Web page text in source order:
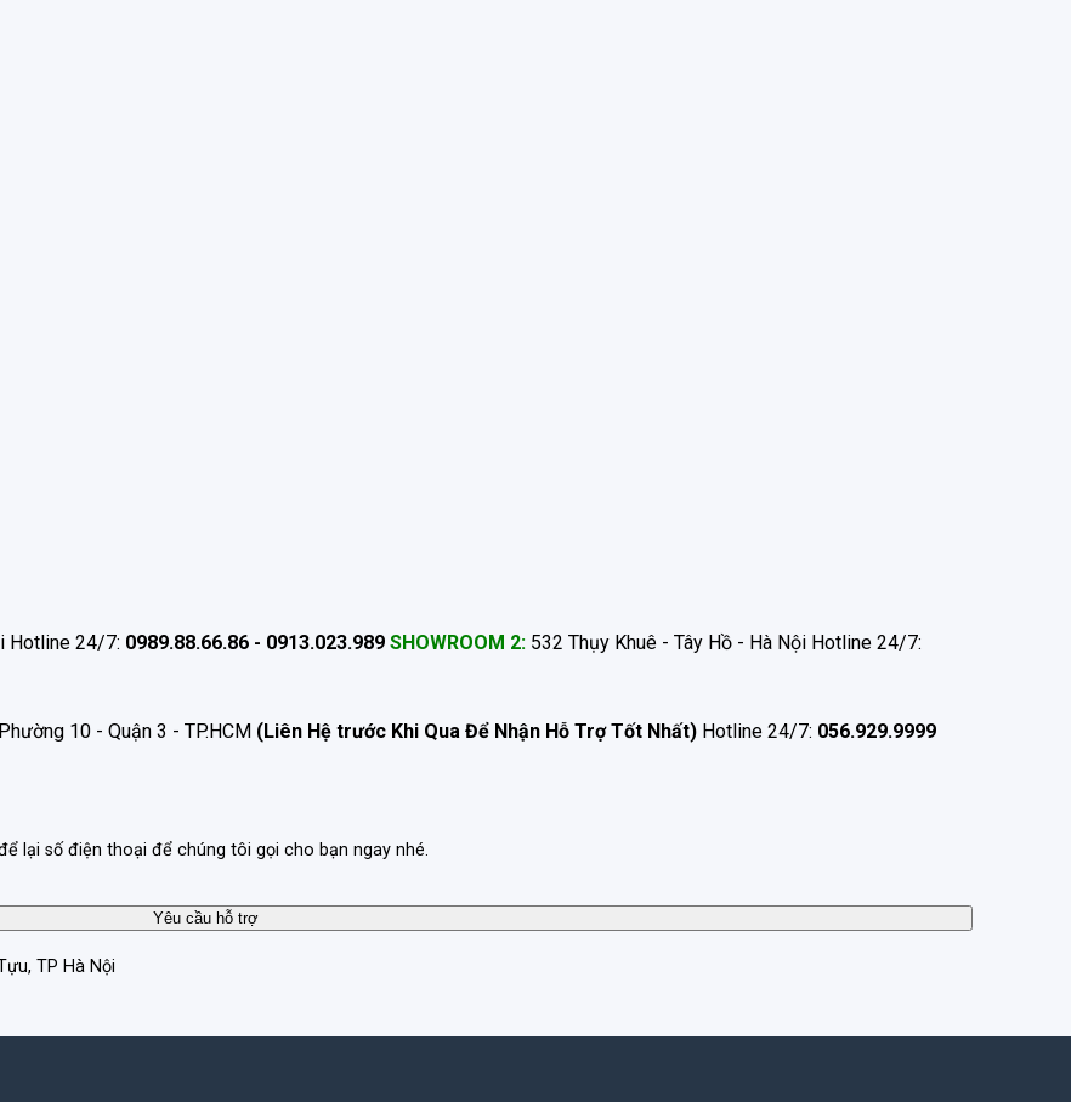
Hotline 24/7: 0989.88.66.86 - 0913.023.989 SHOWROOM 2: 532 Thụy Khuê - Tây Hồ - Hà Nội Hotline 24/7:
10 - Quận 3 - TP.HCM (Liên Hệ trước Khi Qua Để Nhận Hỗ Trợ Tốt Nhất) Hotline 24/7: 056.929.9999
lại số điện thoại để chúng tôi gọi cho bạn ngay nhé.
TP Hà Nội